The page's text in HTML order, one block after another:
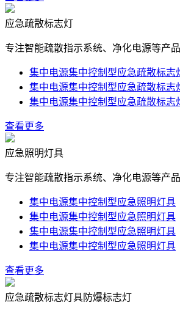
应急疏散标志灯
专注智能疏散指示系统、净化电源等产
集中电源集中控制型应急疏散标志
集中电源集中控制型应急疏散标志
集中电源集中控制型应急疏散标志
查看更多
应急照明灯具
专注智能疏散指示系统、净化电源等产
集中电源集中控制型应急照明灯具
集中电源集中控制型应急照明灯具
集中电源集中控制型应急照明灯具
集中电源集中控制型应急照明灯具
查看更多
应急疏散标志灯具防爆标志灯